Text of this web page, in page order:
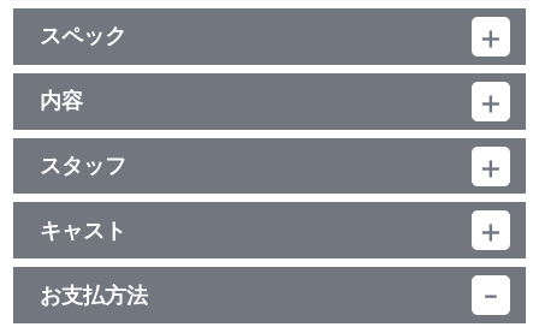
映像特典
ノンテロップオープニング
ノンテロップエンディング（ナレーション有／無）
番宣映像（約3分）
デジタルギャラリー（設定画、第1話絵コンテ ※静止画）
特典
ブックレット（24P）
・インタビュー再録（長浜忠夫／出﨑 統／荒木伸吾／姫野美智）
特典
スペック
品番：BCXA-0906
ジャンル：TVアニメ
（本編970分＋映像特典6分）／ﾘﾆｱPCM（ﾓﾉﾗﾙ）／AVC／
BD50G×6枚／4：3<1080p High Definition>／カラー／確976分／
内容
制作年度：1979年
【40話収録】
第1話「オスカル!バラの運命」／第2話「舞え!オーストリアの蝶」
／第3話「ベルサイユに火花散る」
第4話「バラと酒とたくらみと･･･」／第5話「高貴さを涙にこめ
て･･･」／第6話「絹のドレスとボロ服」
第7話「愛の手紙は誰の手で」／第8話「我が心のオスカル」／第9
話「陽は沈み陽は昇る」
スタッフ
原作：池田理代子／総監督(～#13)：長浜忠夫／ﾁｰﾌﾃﾞｨﾚｸﾀｰ(#19
～)：出﨑 統／キャラクターデザイン・作画監督：荒木伸吾、姫野
美智／脚本：篠崎 好、山田正弘、杉江慧子 他／演出：山吉康夫、
竹内啓雄 他／絵コンテ：高屋敷英夫、さきまくら 他／美術監督：
川井 憲（#1～#18、#20）、窪田忠雄(#1～#18､#20)、水谷利春
(#19､#21～) 他／撮影監督：高橋宏固、宮内征雄／音楽：馬飼野康
キャスト
オスカル：田島令子／アンドレ：志垣太郎／マリー＝アントワネッ
ト：上田みゆき／フェルゼン：野沢那智(#11～)・堀 勝之祐(#6～8)
／ロザリー：吉田理保子／ジェローデル：三景啓司／オルレアン：
お支払方法